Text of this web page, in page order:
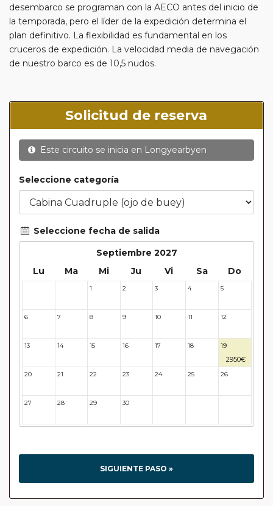
desembarco se programan con la AECO antes del inicio de
la temporada, pero el líder de la expedición determina el
plan definitivo. La flexibilidad es fundamental en los
cruceros de expedición. La velocidad media de navegación
de nuestro barco es de 10,5 nudos.
Solicitud de reserva
Este circuito se inicia en Longyearbyen
Seleccione categoría
Seleccione fecha de salida
Septiembre 2027
Lu
Ma Mi Ju Vi Sa Do
1 2 3 4 5
6 7 8 9 10 11 12
13 14 15 16 17 18 19
2950€
20 21 22 23 24 25 26
27 28 29 30
SIGUIENTE PASO »